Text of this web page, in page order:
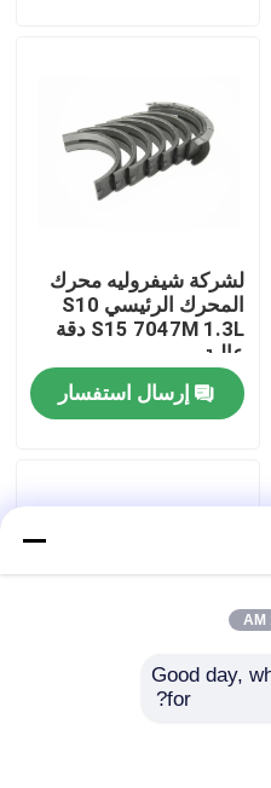
لشركة شيفروليه محرك
المحرك الرئيسي S10
S15 7047M 1.3L دقة
عالية
إرسال استفسار
لشركة شيفروليه محرك
Good day,
for?